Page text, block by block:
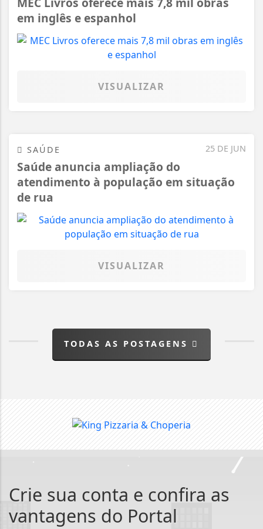
em inglês e espanhol
VISUALIZAR
25 DE JUN
SAÚDE
Saúde anuncia ampliação do
atendimento à população em situação
de rua
VISUALIZAR
TODAS AS POSTAGENS
Crie sua conta e confira as
vantagens do Portal